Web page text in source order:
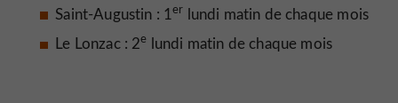
Saint-Augustin : 1er lundi matin de chaque mois
Le Lonzac : 2e lundi matin de chaque mois